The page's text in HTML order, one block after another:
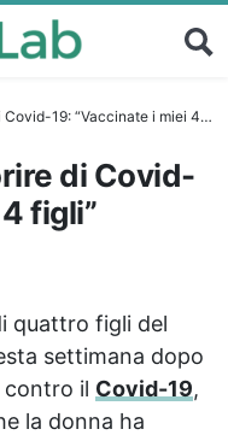
19: “Vaccinate i miei 4 figli”
di Covid-
figli”
quattro figli del
settimana dopo
contro il Covid-19,
la donna ha